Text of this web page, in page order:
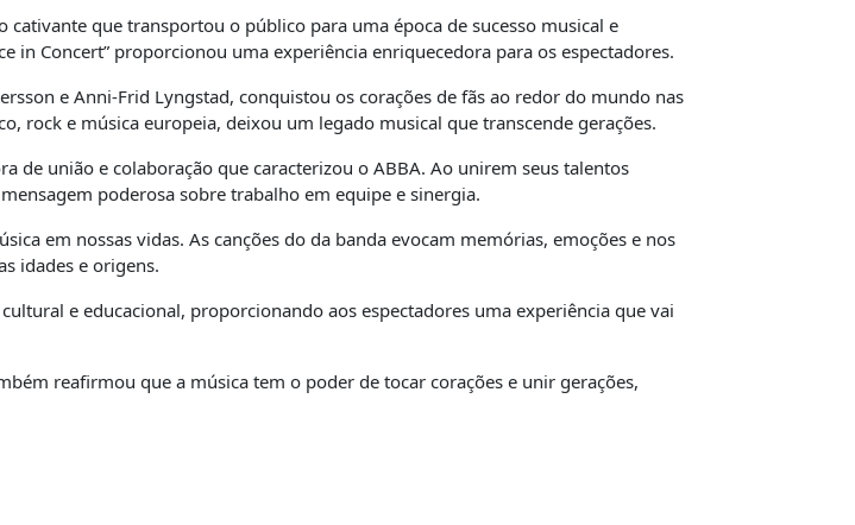
que transportou o público para uma época de sucesso musical e
in Concert” proporcionou uma experiência enriquecedora para os espectadores.
e Anni-Frid Lyngstad, conquistou os corações de fãs ao redor do mundo nas
rock e música europeia, deixou um legado musical que transcende gerações.
de união e colaboração que caracterizou o ABBA. Ao unirem seus talentos
poderosa sobre trabalho em equipe e sinergia.
em nossas vidas. As canções do da banda evocam memórias, emoções e nos
idades e origens.
e educacional, proporcionando aos espectadores uma experiência que vai
reafirmou que a música tem o poder de tocar corações e unir gerações,